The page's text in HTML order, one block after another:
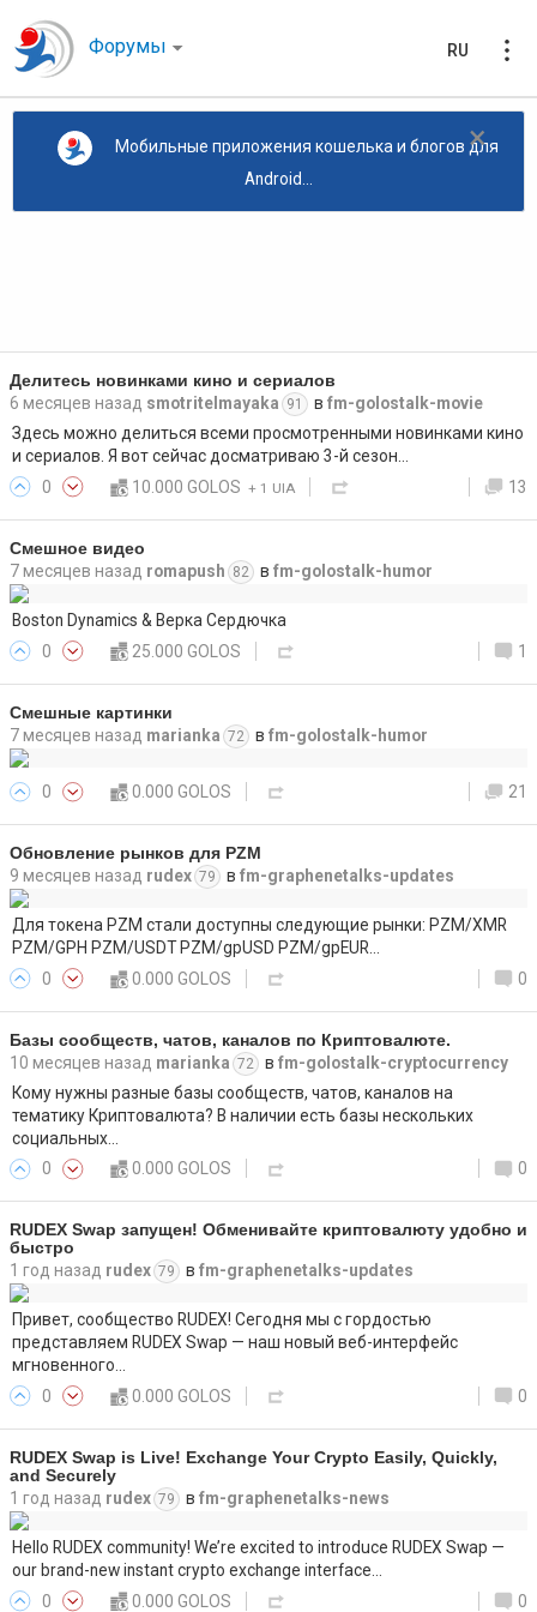
Форумы RU
×
Мобильные приложения кошелька и блогов для
Android...
Делитесь новинками кино и сериалов
6 месяцев назад smotritelmayaka 91 в fm-golostalk-movie
Здесь можно делиться всеми просмотренными новинками кино
и сериалов. Я вот сейчас досматриваю 3-й сезон…
0
10.000 GOLOS +1 UIA 13
Смешное видео
7 месяцев назад romapush 82 в fm-golostalk-humor
Boston Dynamics & Верка Сердючка
0
25.000 GOLOS 1
Смешные картинки
7 месяцев назад marianka 72 в fm-golostalk-humor
0 0.000 GOLOS 21
Обновление рынков для PZM
9 месяцев назад rudex 79 в fm-graphenetalks-updates
Для токена PZM стали доступны следующие рынки: PZM/XMR
PZM/GPH PZM/USDT PZM/gpUSD PZM/gpEUR…
0
0.000 GOLOS 0
Базы сообществ, чатов, каналов по Криптовалюте.
10 месяцев назад marianka 72 в fm-golostalk-cryptocurrency
Кому нужны разные базы сообществ, чатов, каналов на
тематику Криптовалюта? В наличии есть базы нескольких
социальных…
0
0.000 GOLOS 0
RUDEX Swap запущен! Обменивайте криптовалюту удобно и
быстро
1 год назад rudex 79 в fm-graphenetalks-updates
Привет, сообщество RUDEX! Сегодня мы с гордостью
представляем RUDEX Swap — наш новый веб-интерфейс
мгновенного…
0
0.000 GOLOS 0
RUDEX Swap is Live! Exchange Your Crypto Easily, Quickly,
and Securely
1 год назад rudex 79 в fm-graphenetalks-news
Hello RUDEX community! We’re excited to introduce RUDEX Swap —
our brand-new instant crypto exchange interface…
0
0.000 GOLOS 0